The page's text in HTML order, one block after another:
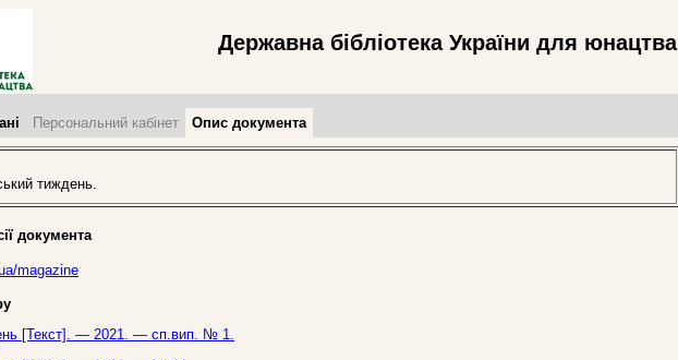
Державна бібліотека України для юнацтва
Персональний кабінет Опис документа
тиждень.
документа
magazine
[Текст]. — 2021. — сп.вип. № 1.